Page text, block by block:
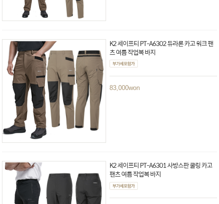
K2 세이프티 PT-A6302 듀라론 카고 워크 팬
츠 여름 작업복 바지
83,000won
K2 세이프티 PT-A6301 사방스판 쿨링 카고
팬츠 여름 작업복 바지